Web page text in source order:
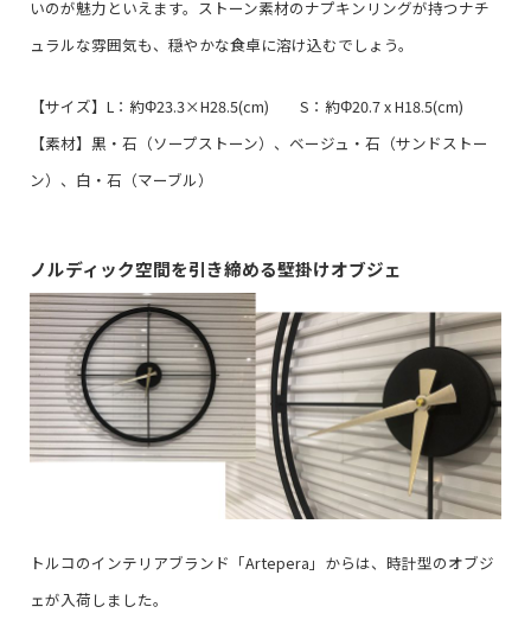
いのが魅力といえます。ストーン素材のナプキンリングが持つナチ
ュラルな雰囲気も、穏やかな食卓に溶け込むでしょう。
【サイズ】L：約Φ23.3×H28.5(cm) S：約Φ20.7 x H18.5(cm)
【素材】黒・石（ソープストーン）、ベージュ・石（サンドストー
ン）、白・石（マーブル）
ノルディック空間を引き締める壁掛けオブジェ
トルコのインテリアブランド「Artepera」からは、時計型のオブジ
ェが入荷しました。